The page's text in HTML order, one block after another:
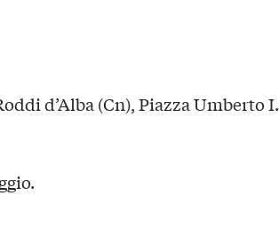
d’Alba (Cn), Piazza Umberto I.